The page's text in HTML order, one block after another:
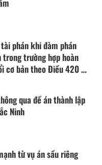
phán khi đàm phán
trong trường hợp hoàn
cơ bản theo Điều 420 Bộ
qua đề án thành lập
Ninh
từ vụ án sầu riêng